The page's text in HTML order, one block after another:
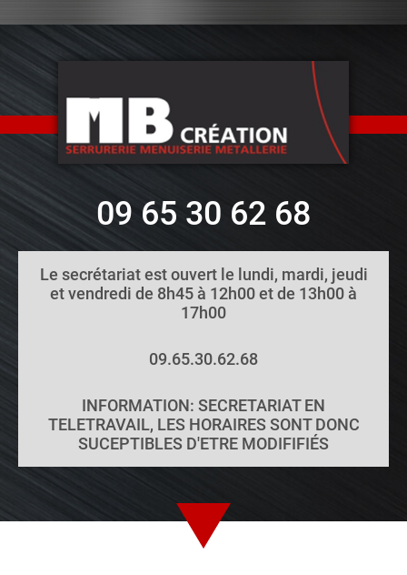
09 65 30 62 68
Le secrétariat est ouvert le lundi, mardi, jeudi
et vendredi de 8h45 à 12h00 et de 13h00 à
17h00
09.65.30.62.68
INFORMATION: SECRETARIAT EN
TELETRAVAIL, LES HORAIRES SONT DONC
SUCEPTIBLES D'ETRE MODIFIFIÉS